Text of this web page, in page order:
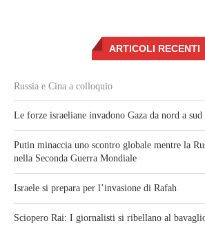
ARTICOLI RECENTI
Russia e Cina a colloquio
Le forze israeliane invadono Gaza da nord a sud
Putin minaccia uno scontro globale mentre la
nella Seconda Guerra Mondiale
Israele si prepara per l’invasione di Rafah
Sciopero Rai: I giornalisti si ribellano al